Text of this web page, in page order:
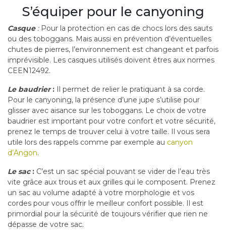
S’équiper pour le canyoning
Casque :Pour la protection en cas de chocs lors des sauts
ou des toboggans. Mais aussi en prévention d’éventuelles
chutes de pierres, l’environnement est changeant et parfois
imprévisible. Les casques utilisés doivent êtres aux normes
CEEN12492.
Le baudrier: Il permet de relier le pratiquant à sa corde.
Pour le canyoning, la présence d’une jupe s’utilise pour
glisser avec aisance sur les toboggans. Le choix de votre
baudrier est important pour votre confort et votre sécurité,
prenez le temps de trouver celui à votre taille. Il vous sera
utile lors des rappels comme par exemple au canyon
d’Angon.
Le sac: C’est un sac spécial pouvant se vider de l’eau très
vite grâce aux trous et aux grilles qui le composent. Prenez
un sac au volume adapté à votre morphologie et vos
cordes pour vous offrir le meilleur confort possible. Il est
primordial pour la sécurité de toujours vérifier que rien ne
dépasse de votre sac.